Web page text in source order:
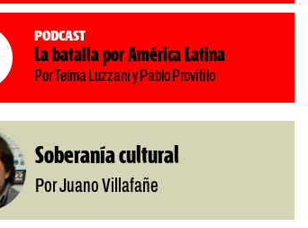
Podcast
La batalla por América Latina
Por Telma Luzzani y Pablo Provitilo
Soberanía cultural
Por Juano Villafañe